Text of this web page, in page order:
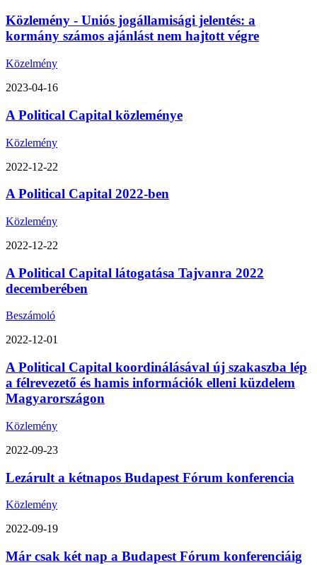
Közlemény - Uniós jogállamisági jelentés: a
kormány számos ajánlást nem hajtott végre
Közelmény
2023-04-16
A Political Capital közleménye
Közlemény
2022-12-22
A Political Capital 2022-ben
Közlemény
2022-12-22
A Political Capital látogatása Tajvanra 2022
decemberében
Beszámoló
2022-12-01
A Political Capital koordinálásával új szakaszba lép
a félrevezető és hamis információk elleni küzdelem
Magyarországon
Közlemény
2022-09-23
Lezárult a kétnapos Budapest Fórum konferencia
Közlemény
2022-09-19
Már csak két nap a Budapest Fórum konferenciáig